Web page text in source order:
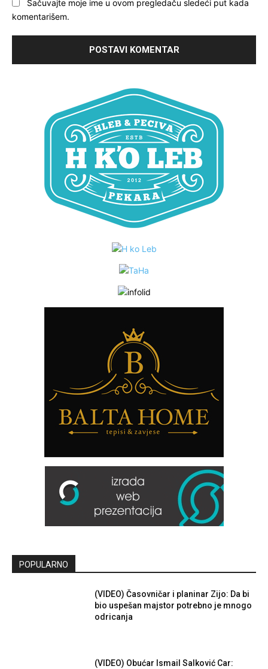
Sačuvajte moje ime u ovom pregledaču sledeći put kada
komentarišem.
POPULARNO
(VIDEO) Časovničar i planinar Zijo: Da bi
bio uspešan majstor potrebno je mnogo
odricanja
(VIDEO) Obućar Ismail Salković Car: